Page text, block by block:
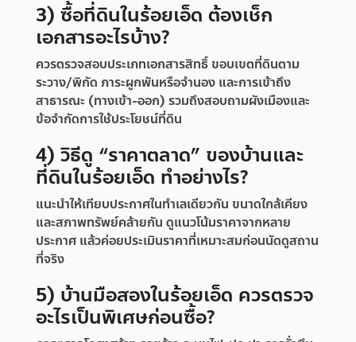
3) ซื้อที่ดินในร้อยเอ็ด ต้องเช็ก
เอกสารอะไรบ้าง?
ควรตรวจสอบประเภทเอกสารสิทธิ์ ขอบเขตที่ดินตาม
ระวาง/พิกัด ภาระผูกพันหรือจำนอง และการเข้าถึง
สาธารณะ (ทางเข้า-ออก) รวมถึงสอบถามผังเมืองและ
ข้อจำกัดการใช้ประโยชน์ที่ดิน
4) วิธีดู “ราคาตลาด” ของบ้านและ
ที่ดินในร้อยเอ็ด ทำอย่างไร?
แนะนำให้เทียบประกาศในทำเลเดียวกัน ขนาดใกล้เคียง
และสภาพทรัพย์คล้ายกัน ดูแนวโน้มราคาจากหลาย
ประกาศ แล้วค่อยประเมินราคาที่เหมาะสมก่อนนัดดูสถาน
ที่จริง
5) บ้านมือสองในร้อยเอ็ด ควรตรวจ
อะไรเป็นพิเศษก่อนซื้อ?